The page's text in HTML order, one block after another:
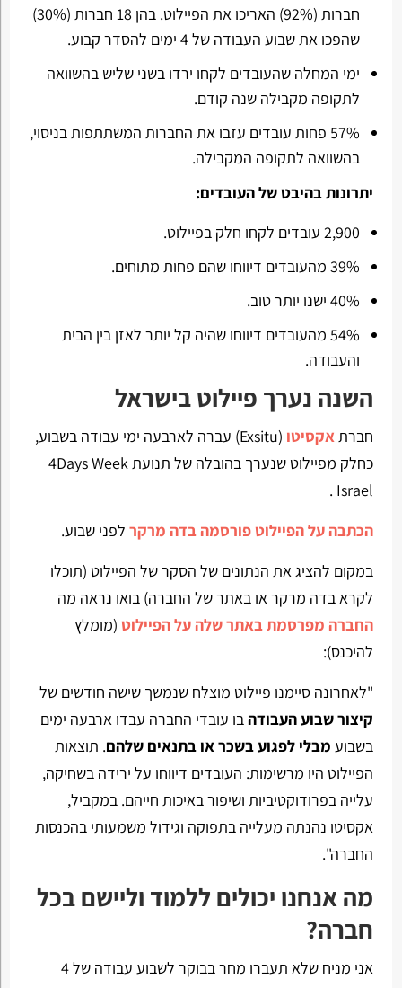
חברות (92%) האריכו את הפיילוט. בהן 18 חברות (30%)
שהפכו את שבוע העבודה של 4 ימים להסדר קבוע.
ימי המחלה שהעובדים לקחו ירדו בשני שליש בהשוואה
לתקופה מקבילה שנה קודם.
57% פחות עובדים עזבו את החברות המשתתפות בניסוי,
בהשוואה לתקופה המקבילה.
יתרונות בהיבט של העובדים:
2,900 עובדים לקחו חלק בפיילוט.
39% מהעובדים דיווחו שהם פחות מתוחים.
40% ישנו יותר טוב.
54% מהעובדים דיווחו שהיה קל יותר לאזן בין הבית
והעבודה.
השנה נערך פיילוט בישראל
חברתאקסיטו
(Exsitu) עברה לארבעה ימי עבודה בשבוע,
כחלק מפיילוט שנערך בהובלה של תנועת 4Days Week
Israel .
הכתבה על הפיילוט פורסמה בדה מרקרלפני שבוע.
במקום להציג את הנתונים של הסקר של הפיילוט (תוכלו
לקרא בדה מרקר או באתר של החברה) בואו נראה מה
החברה מפרסמת באתר שלה על הפיילוט(מומלץ
להיכנס):
"לאחרונה סיימנו פיילוט מוצלח שנמשך שישה חודשים של
קיצור שבוע העבודהבו עובדי החברה עבדו ארבעה ימים
בשבוע מבלי לפגוע בשכר או בתנאים שלהם. תוצאות
הפיילוט היו מרשימות: העובדים דיווחו על ירידה בשחיקה,
עלייה בפרודוקטיביות ושיפור באיכות חייהם. במקביל,
אקסיטו נהנתה מעלייה בתפוקה וגידול משמעותי בהכנסות
החברה".
מה אנחנו יכולים ללמוד וליישם בכל
חברה?
אני מניח שלא תעברו מחר בבוקר לשבוע עבודה של 4